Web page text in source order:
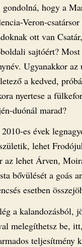
hogy a
Veron-
ott van
sajtóért? Most
Ugyanakkor
a kedved,
nyertese a
duónál marad?
2010-es évek
lehet
az lehet Árven,
bővülését a goás
esetben
a kalandozásból,
melegíthetsz be,
teljesítmény